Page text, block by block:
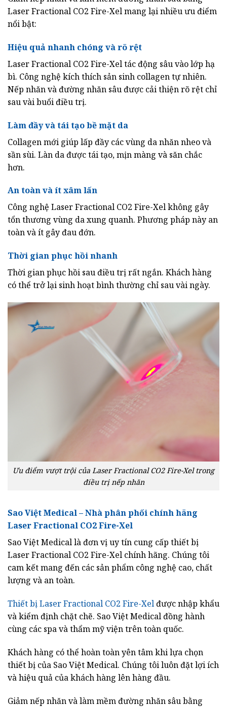
Laser Fractional CO2 Fire-Xel mang lại nhiều ưu điểm
nổi bật:
Hiệu quả nhanh chóng và rõ rệt
Laser Fractional CO2 Fire-Xel tác động sâu vào lớp hạ
bì. Công nghệ kích thích sản sinh collagen tự nhiên.
Nếp nhăn và đường nhăn sâu được cải thiện rõ rệt chỉ
sau vài buổi điều trị.
Làm đầy và tái tạo bề mặt da
Collagen mới giúp lấp đầy các vùng da nhăn nheo và
sần sùi. Làn da được tái tạo, mịn màng và săn chắc
hơn.
An toàn và ít xâm lấn
Công nghệ Laser Fractional CO2 Fire-Xel không gây
tổn thương vùng da xung quanh. Phương pháp này an
toàn và ít gây đau đớn.
Thời gian phục hồi nhanh
Thời gian phục hồi sau điều trị rất ngắn. Khách hàng
có thể trở lại sinh hoạt bình thường chỉ sau vài ngày.
Ưu điểm vượt trội của Laser Fractional CO2 Fire-Xel trong
điều trị nếp nhăn
Sao Việt Medical – Nhà phân phối chính hãng
Laser Fractional CO2 Fire-Xel
Sao Việt Medical là đơn vị uy tín cung cấp thiết bị
Laser Fractional CO2 Fire-Xel chính hãng. Chúng tôi
cam kết mang đến các sản phẩm công nghệ cao, chất
lượng và an toàn.
Thiết bị Laser Fractional CO2 Fire-Xelđược nhập khẩu
và kiểm định chặt chẽ. Sao Việt Medical đồng hành
cùng các spa và thẩm mỹ viện trên toàn quốc.
Khách hàng có thể hoàn toàn yên tâm khi lựa chọn
thiết bị của Sao Việt Medical. Chúng tôi luôn đặt lợi ích
và hiệu quả của khách hàng lên hàng đầu.
Giảm nếp nhăn và làm mềm đường nhăn sâu bằng